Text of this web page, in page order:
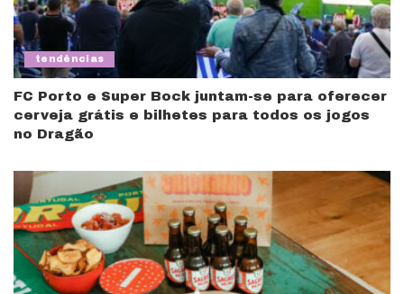
tendências
FC Porto e Super Bock juntam-se para oferecer
cerveja grátis e bilhetes para todos os jogos
no Dragão